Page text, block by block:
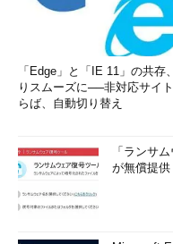
「Edge」と「IE 11」の共存
りスムーズに──非対応サイ
らば、自動切り替え
「ランサ
が無償提供